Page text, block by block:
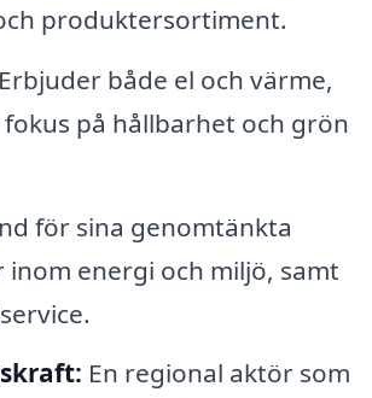
produktersortiment.
Erbjuder både el och värme,
på hållbarhet och grön
för sina genomtänkta
inom energi och miljö, samt
En regional aktör som